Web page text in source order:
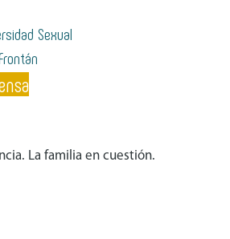
Sexual
La familia en cuestión.